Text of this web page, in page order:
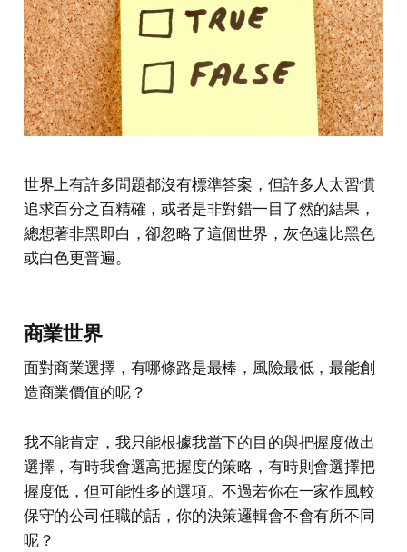
世界上有許多問題都沒有標準答案，但許多人太習慣
追求百分之百精確，或者是非對錯一目了然的結果，
總想著非黑即白，卻忽略了這個世界，灰色遠比黑色
或白色更普遍。
商業世界
面對商業選擇，有哪條路是最棒，風險最低，最能創
造商業價值的呢？
我不能肯定，我只能根據我當下的目的與把握度做出
選擇，有時我會選高把握度的策略，有時則會選擇把
握度低，但可能性多的選項。不過若你在一家作風較
保守的公司任職的話，你的決策邏輯會不會有所不同
呢？